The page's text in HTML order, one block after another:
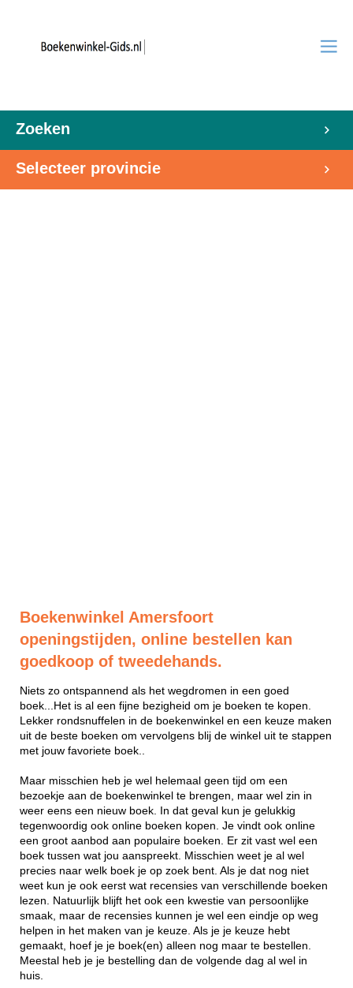
Zoeken
Selecteer provincie
Boekenwinkel Amersfoort
openingstijden, online bestellen kan
goedkoop of tweedehands.
Niets zo ontspannend als het wegdromen in een goed
boek...Het is al een fijne bezigheid om je boeken te kopen.
Lekker rondsnuffelen in de boekenwinkel en een keuze maken
uit de beste boeken om vervolgens blij de winkel uit te stappen
met jouw favoriete boek..
Maar misschien heb je wel helemaal geen tijd om een
bezoekje aan de boekenwinkel te brengen, maar wel zin in
weer eens een nieuw boek. In dat geval kun je gelukkig
tegenwoordig ook online boeken kopen. Je vindt ook online
een groot aanbod aan populaire boeken. Er zit vast wel een
boek tussen wat jou aanspreekt. Misschien weet je al wel
precies naar welk boek je op zoek bent. Als je dat nog niet
weet kun je ook eerst wat recensies van verschillende boeken
lezen. Natuurlijk blijft het ook een kwestie van persoonlijke
smaak, maar de recensies kunnen je wel een eindje op weg
helpen in het maken van je keuze. Als je je keuze hebt
gemaakt, hoef je je boek(en) alleen nog maar te bestellen.
Meestal heb je je bestelling dan de volgende dag al wel in
huis.